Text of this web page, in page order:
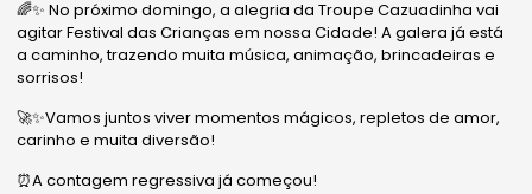
🌈✨ No próximo domingo, a alegria da Troupe Cazuadinha vai
agitar Festival das Crianças em nossa Cidade! A galera já está
a caminho, trazendo muita música, animação, brincadeiras e
sorrisos!
🚀✨Vamos juntos viver momentos mágicos, repletos de amor,
carinho e muita diversão!
⏰A contagem regressiva já começou!